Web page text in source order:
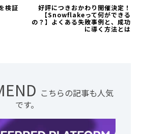
検証
好評につきおかわり開催決定！
【Snowflakeって何ができる
の？】よくある失敗事例と、成功
に導く方法とは
こちらの記事も人気
です。